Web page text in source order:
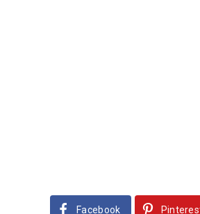
Facebook